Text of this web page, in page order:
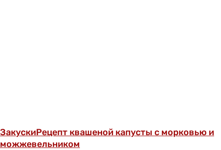
ЗакускиРецепт квашеной капусты с морковью и
можжевельником